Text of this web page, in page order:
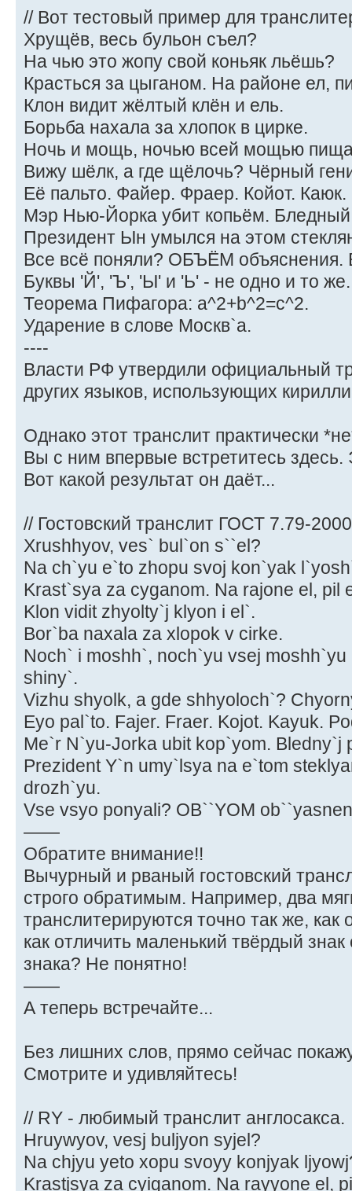
// Вот тестовый пример для
Хрущёв, весь бульон съел?
На чью это жопу свой коньяк льёшь?
Красться за цыганом. На районе ел,
Клон видит жёлтый клён и ель.
Борьба нахала за хлопок в цирке.
Ночь и мощь, ночью всей мощью
Вижу шёлк, а где щёлочь? Чёрный
Её пальто. Файер. Фраер. Койот.
Мэр Нью-Йорка убит копьём.
Президент Ын умылся на этом
Все всё поняли? ОБЪЁМ
Буквы 'Й', 'Ъ', 'Ы' и 'Ь' - не одно и то же.
Теорема Пифагора: a^2+b^2=c^2.
Ударение в слове Москв`а.
----
Власти РФ утвердили официальный
других языков, использующих
Однако этот транслит практически
Вы с ним впервые встретитесь здесь.
Вот какой результат он даёт...
// Гостовский транслит ГОСТ 7.79-
Xrushhyov, ves` bul`on s``el?
Na ch`yu e`to zhopu svoj kon`yak
Krast`sya za cyganom. Na rajone el, pil
Klon vidit zhyolty`j klyon i el`.
Bor`ba naxala za xlopok v cirke.
Noch` i moshh`, noch`yu vsej
shiny`.
Vizhu shyolk, a gde shhyoloch`?
Eyo pal`to. Fajer. Fraer. Kojot. Kayuk.
Me`r N`yu-Jorka ubit kop`yom. Bledny`j
Prezident Y`n umy`lsya na e`tom
drozh`yu.
Vse vsyo ponyali? OB``YOM
——
Обратите внимание!!
Вычурный и рваный гостовский
строго обратимым. Например, два
транслитерируются точно так же,
как отличить маленький твёрдый
знака? Не понятно!
——
А теперь встречайте...
Без лишних слов, прямо сейчас
Смотрите и удивляйтесь!
// RY - любимый транслит англосакса.
Hruywyov, vesj buljyon syjel?
Na chjyu yeto xopu svoyy konjyak
Krastjsya za cyiganom. Na rayyone el,